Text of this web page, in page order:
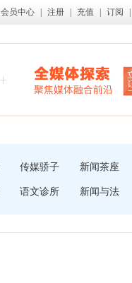
会员中心 注册 充值 订阅
传媒骄子 新闻茶座
语文诊所 新闻与法